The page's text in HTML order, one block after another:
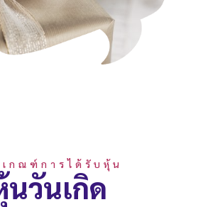
กณฑ์การได้รับหุ้น
นวันเกิด